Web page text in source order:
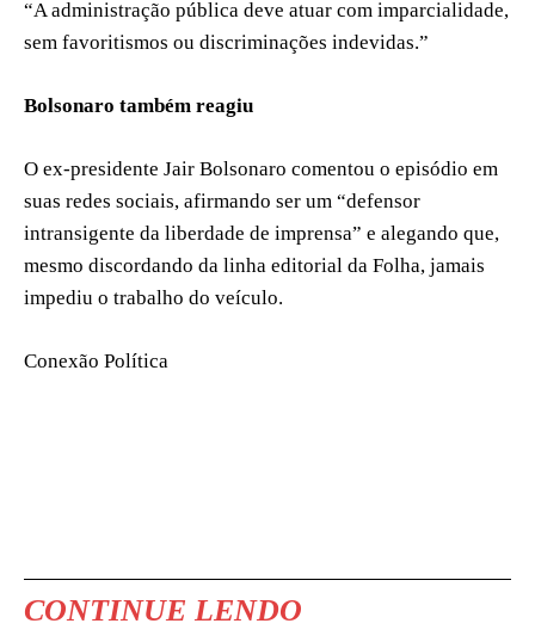
“A administração pública deve atuar com imparcialidade,
sem favoritismos ou discriminações indevidas.”
Bolsonaro também reagiu
O ex-presidente Jair Bolsonaro comentou o episódio em
suas redes sociais, afirmando ser um “defensor
intransigente da liberdade de imprensa” e alegando que,
mesmo discordando da linha editorial da Folha, jamais
impediu o trabalho do veículo.
Conexão Política
CONTINUE LENDO